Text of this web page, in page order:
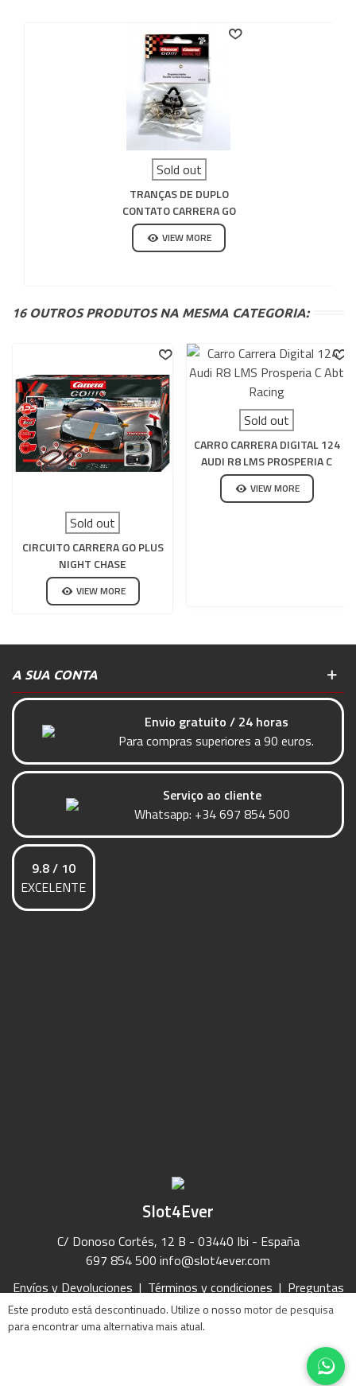
Este produto está descontinuado. Utilize o nossomotor de pesquisa
para encontrar uma alternativa mais atual.
Sold out
TRANÇAS DE DUPLO
CONTATO CARRERA GO
VIEW MORE
16 OUTROS PRODUTOS NA MESMA CATEGORIA:
Sold out
CIRCUITO CARRERA GO PLUS
NIGHT CHASE
VIEW MORE
Sold out
CARRO CARRERA DIGITAL 124
AUDI R8 LMS PROSPERIA C
ABT RACING
VIEW MORE
A SUA CONTA
Envio gratuito / 24 horas
Para compras superiores a 90 euros.
Serviço ao cliente
Whatsapp: +34 697 854 500
9.8 / 10
EXCELENTE
Slot4Ever
C/ Donoso Cortés, 12 B - 03440 Ibi - España
697 854 500 info@slot4ever.com
Envíos y Devoluciones | Términos y condiciones | Preguntas
Frecuentes |Contacto
Aviso Legal